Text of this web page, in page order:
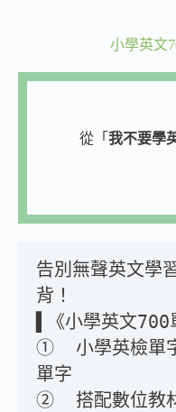
小學英文
從「 我不要學
告別無聲英文學
背！
▌《小學英文
① ​ 小學英檢單
單字
② ​ 搭配數位教